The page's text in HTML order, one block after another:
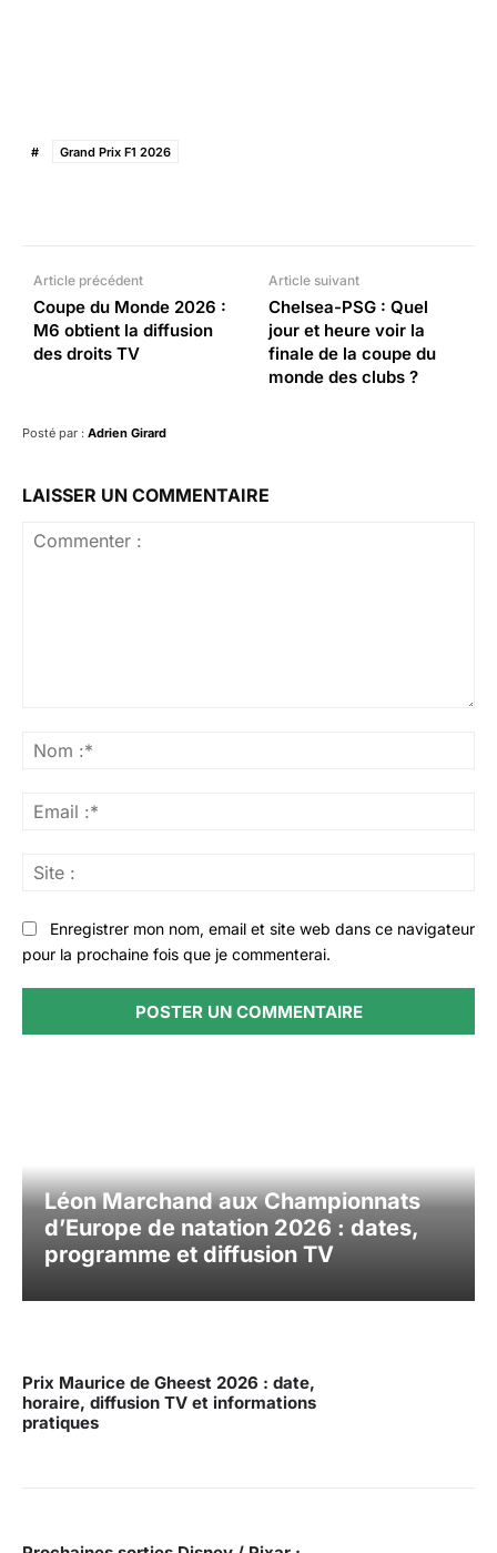
# Grand Prix F1 2026
Article précédent
Coupe du Monde 2026 :
M6 obtient la diffusion
des droits TV
Article suivant
Chelsea-PSG : Quel
jour et heure voir la
finale de la coupe du
monde des clubs ?
Posté par : Adrien Girard
LAISSER UN COMMENTAIRE
Enregistrer mon nom, email et site web dans ce navigateur
pour la prochaine fois que je commenterai.
Léon Marchand aux Championnats
d’Europe de natation 2026 : dates,
programme et diffusion TV
Prix Maurice de Gheest 2026 : date,
horaire, diffusion TV et informations
pratiques